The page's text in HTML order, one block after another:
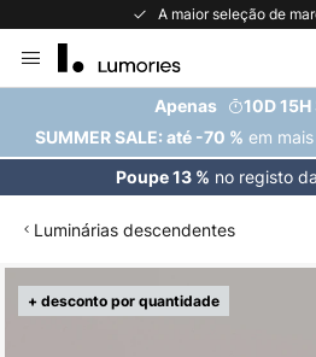
A maior seleção de
para
Conteúdo
Apenas
10D
SUMMER SALE: até -70 % em
Poupe 13 % no registo
Luminárias descendentes
+ desconto por quantidade
Saltar
para